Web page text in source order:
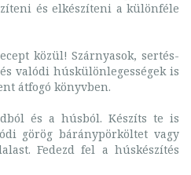
és elkészíteni a különféle
közül! Szárnyasok, sertés-
valódi húskülönlegességek is
átfogó könyvben.
és a húsból. Készíts te is
görög báránypörköltet vagy
Fedezd fel a húskészítés